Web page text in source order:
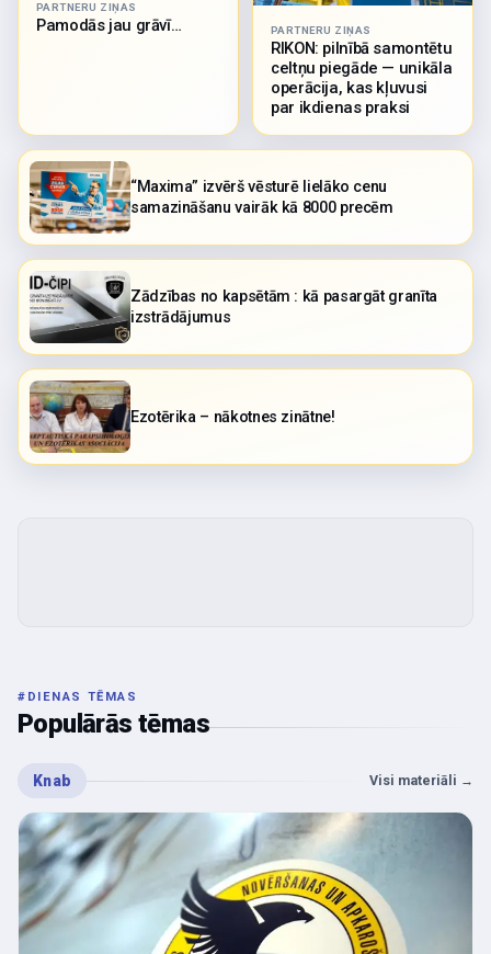
PARTNERU ZIŅAS
Pamodās jau grāvī… PARTNERU ZIŅAS
RIKON: pilnībā samontētu
celtņu piegāde — unikāla
operācija, kas kļuvusi
par ikdienas praksi
“Maxima” izvērš vēsturē lielāko cenu
samazināšanu vairāk kā 8000 precēm
Zādzības no kapsētām : kā pasargāt granīta
izstrādājumus
Ezotērika – nākotnes zinātne!
# DIENAS TĒMAS
Populārās tēmas
Knab Visi materiāli →